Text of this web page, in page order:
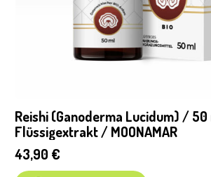
Reishi (Ganoderma Lucidum) / 50
Flüssigextrakt / MOONAMAR
43,90 €